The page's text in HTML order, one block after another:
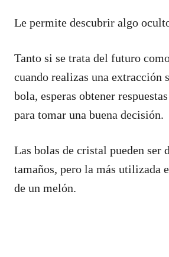
Le permite descubrir algo
Tanto si se trata del futuro
cuando realizas una extracción
bola, esperas obtener
para tomar una buena decisión.
Las bolas de cristal pueden ser
tamaños, pero la más utilizada
de un melón.